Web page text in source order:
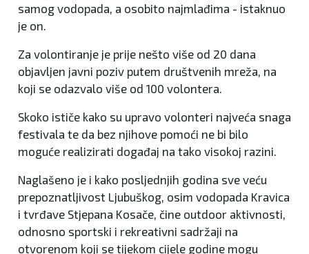
samog vodopada, a osobito najmlađima - istaknuo
je on.
Za volontiranje je prije nešto više od 20 dana
objavljen javni poziv putem društvenih mreža, na
koji se odazvalo više od 100 volontera.
Skoko ističe kako su upravo volonteri najveća snaga
festivala te da bez njihove pomoći ne bi bilo
moguće realizirati događaj na tako visokoj razini.
Naglašeno je i kako posljednjih godina sve veću
prepoznatljivost Ljubuškog, osim vodopada Kravica
i tvrđave Stjepana Kosače, čine outdoor aktivnosti,
odnosno sportski i rekreativni sadržaji na
otvorenom koji se tijekom cijele godine mogu